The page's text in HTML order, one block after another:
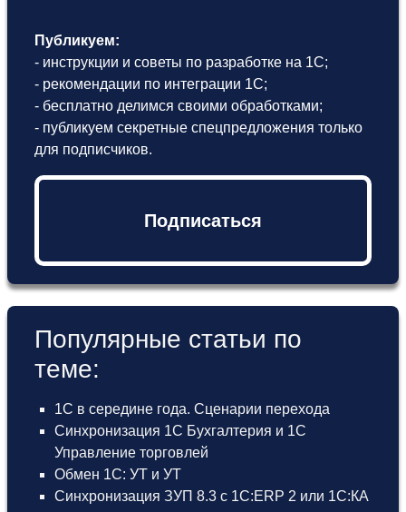
Публикуем:
- инструкции и советы по разработке на 1С;
- рекомендации по интеграции 1С;
- бесплатно делимся своими обработками;
- публикуем секретные спецпредложения только
для подписчиков.
Подписаться
Популярные статьи по
теме:
1С в середине года. Сценарии перехода
Синхронизация 1С Бухгалтерия и 1С
Управление торговлей
Обмен 1С: УТ и УТ
Синхронизация ЗУП 8.3 с 1С:ERP 2 или 1С:КА